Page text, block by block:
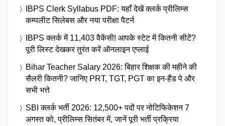
IBPS Clerk Syllabus PDF: यहाँ देखें क्लर्क प्रीलिम्स
कम्पलीट सिलेबस और नया परीक्षा पैटर्न
IBPS क्लर्क में 11,403 वैकेंसी! आपके स्टेट में कितनी सीटें?
पूरी लिस्ट देखकर तुरंत करें ऑनलाइन एप्लाई
Bihar Teacher Salary 2026: बिहार शिक्षक की महीने की
सैलरी कितनी? जानिए PRT, TGT, PGT का इन-हैंड पे और
सभी भत्ते
SBI क्लर्क भर्ती 2026: 12,500+ पदों पर नोटिफिकेशन 7
अगस्त को, प्रीलिम्स सितंबर में, जानें पूरी भर्ती प्रक्रिया